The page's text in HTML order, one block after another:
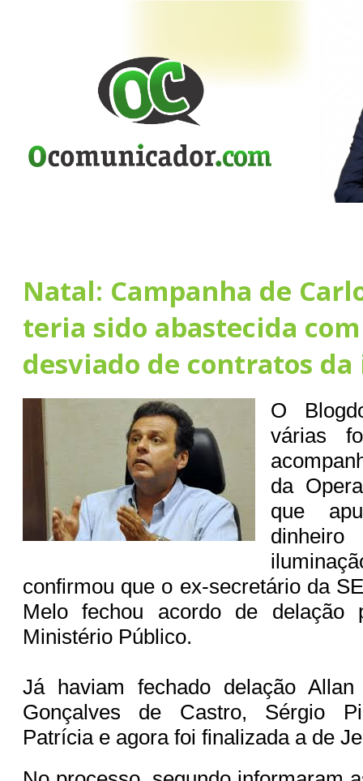
Natal: Campanha de
teria sido abastecida
desviado de contratos
O
várias
da
que
confirmou que o ex-secretário da
Melo fechou acordo de delação
Ministério Público.
Já haviam fechado delação
Gonçalves de Castro, Sérgio
Patrícia e agora foi finalizada a de